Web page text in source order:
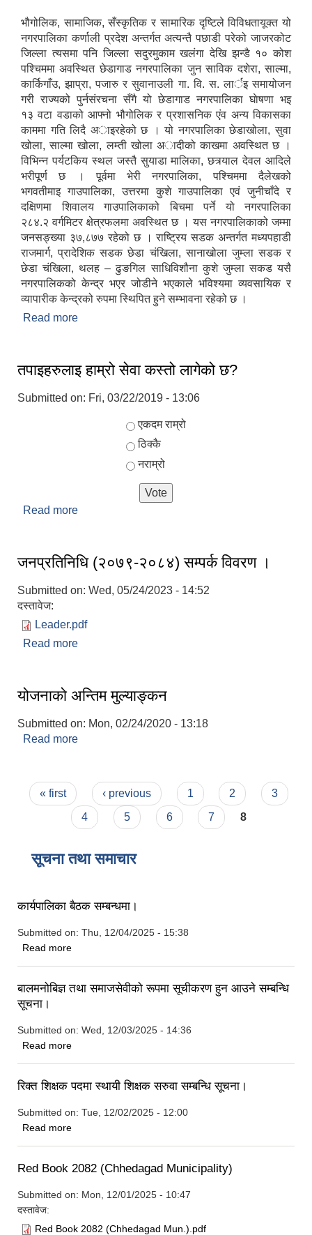
भौगोलिक, सामाजिक, सँस्कृतिक र सामारिक दृष्टिले विविधतायूक्त यो
नगरपालिका कर्णाली प्रदेश अन्तर्गत अत्यन्तै पछाडी परेको जाजरकोट
जिल्ला त्यसमा पनि जिल्ला सदुरमुकाम खलंगा देखि झन्डै १० कोश
पश्चिममा अवस्थित छेडागाड नगरपालिका जुन साविक दशेरा, साल्मा,
कार्किगाँउ, झाप्रा, पजारु र सुवानाउली गा‍. वि. स. लार्इ समायोजन
गरी राज्यको पुर्नसंरचना सँगै यो छेडागाड नगरपालिका घाेषणा भइ
१३ वटा वडाको आफ्नो भौगोलिक र प्रशासनिक एंव अन्य विकासका
काममा गति लिदै अाइरहेको छ । यो नगरपालिका छेडाखोला, सुवा
खोला, साल्मा खोला, लम्ती खोला अादीको काखमा अवस्थित छ ।
विभिन्न पर्यटकिय स्थल जस्तै सुयाडा मालिका, छत्र्याल देवल आदिले
भरीपूर्ण छ । पूर्वमा भेरी नगरपालिका, पश्चिममा दैलेखको
भगवतीमाइ गाउपालिका, उत्तरमा कुशे गाउपालिका एवं जुनीचाँदे र
दक्षिणमा शिवालय गाउपालिकाको बिचमा पर्ने यो नगरपालिका
२८४.२ वर्गमिटर क्षेत्रफलमा अवस्थित छ । यस नगरपालिकाको जम्मा
जनसङ्ख्या ३७,८७७ रहेको छ । राष्ट्रिय सडक अन्तर्गत मध्यपहाडी
राजमार्ग, प्रादेशिक सडक छेडा चंखिला, सानाखोला जुम्ला सडक र
छेडा चंखिला, थलह – ढुङगिल साधिविशौना कुशे जुम्ला सकड यसै
नगरपालिकको केन्द्र भएर जोडीने भएकाले भविश्यमा व्यवसायिक र
व्यापारीक केन्द्रको रुपमा स्थिपित हुने सम्भावना रहेको छ ।
Read more
तपाइहरुलाइ हाम्रो सेवा कस्तो लागेको छ?
Submitted on: Fri, 03/22/2019 - 13:06
Choices
एकदम राम्रो
ठिक्कै
नराम्रो
Read more
जनप्रतिनिधि (२०७९-२०८४) सम्पर्क विवरण ।
Submitted on: Wed, 05/24/2023 - 14:52
दस्तावेज:
Leader.pdf
Read more
योजनाको अन्तिम मुल्याङ्कन
Submitted on: Mon, 02/24/2020 - 13:18
Read more
Pages
« first ‹ previous 1 2
3
4
5 6 7 8
सूचना तथा समाचार
कार्यपालिका बैठक सम्बन्धमा।
Submitted on: Thu, 12/04/2025 - 15:38
Read more
बालमनोबिज्ञ तथा समाजसेवीको रूपमा सूचीकरण हुन आउने सम्बन्धि
सूचना।
Submitted on: Wed, 12/03/2025 - 14:36
Read more
रिक्त शिक्षक पदमा स्थायी शिक्षक सरुवा सम्बन्धि सूचना।
Submitted on: Tue, 12/02/2025 - 12:00
Read more
Red Book 2082 (Chhedagad Municipality)
Submitted on: Mon, 12/01/2025 - 10:47
दस्तावेज:
Red Book 2082 (Chhedagad Mun.).pdf